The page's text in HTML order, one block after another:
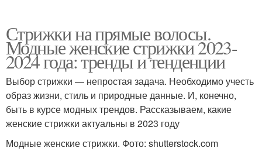
Стрижки на прямые волосы.
Модные женские стрижки 2023-
2024 года: тренды и тенденции
Выбор стрижки — непростая задача. Необходимо учесть
образ жизни, стиль и природные данные. И, конечно,
быть в курсе модных трендов. Рассказываем, какие
женские стрижки актуальны в 2023 году
Модные женские стрижки. Фото: shutterstock.com